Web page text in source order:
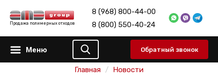
Продажа полимерных отходов
8 (968) 800-44-00
8 (800) 550-40-24
Меню Обратный звонок
Главная
Новости